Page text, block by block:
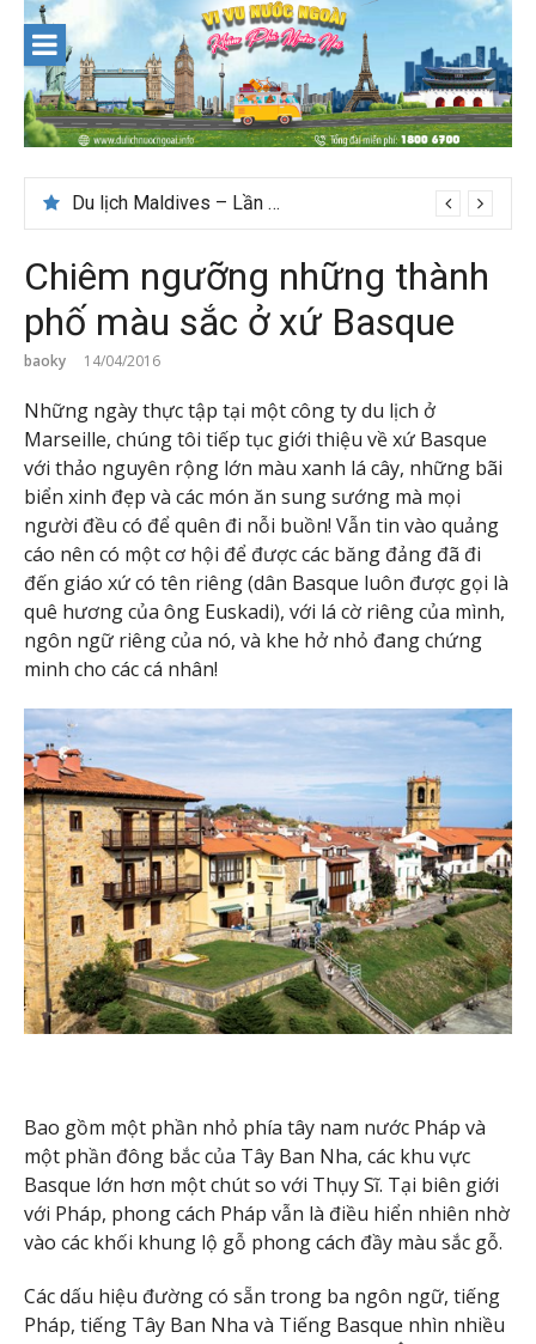
content
Du lịch Maldives – Lần đầu nên đi đâu, chơi gì?
Chiêm ngưỡng những thành
phố màu sắc ở xứ Basque
baoky 14/04/2016
Những ngày thực tập tại một công ty du lịch ở
Marseille, chúng tôi tiếp tục giới thiệu về xứ Basque
với thảo nguyên rộng lớn màu xanh lá cây, những bãi
biển xinh đẹp và các món ăn sung sướng mà mọi
người đều có để quên đi nỗi buồn! Vẫn tin vào quảng
cáo nên có một cơ hội để được các băng đảng đã đi
đến giáo xứ có tên riêng (dân Basque luôn được gọi là
quê hương của ông Euskadi), với lá cờ riêng của mình,
ngôn ngữ riêng của nó, và khe hở nhỏ đang chứng
minh cho các cá nhân!
Bao gồm một phần nhỏ phía tây nam nước Pháp và
một phần đông bắc của Tây Ban Nha, các khu vực
Basque lớn hơn một chút so với Thụy Sĩ. Tại biên giới
với Pháp, phong cách Pháp vẫn là điều hiển nhiên nhờ
vào các khối khung lộ gỗ phong cách đầy màu sắc gỗ.
Các dấu hiệu đường có sẵn trong ba ngôn ngữ, tiếng
Pháp, tiếng Tây Ban Nha và Tiếng Basque nhìn nhiều